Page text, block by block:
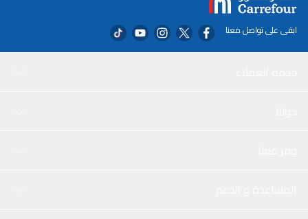
ابقى على تواصل معنا